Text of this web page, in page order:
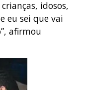
idosos,
eu sei que vai
afirmou